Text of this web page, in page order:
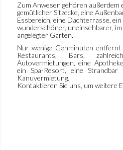
Zum Anwesen gehören außerdem
gemütlicher Sitzecke, eine
Essbereich, eine Dachterrasse,
wunderschöner, uneinsehbarer,
angelegter Garten.
Nur wenige Gehminuten entfernt
Restaurants, Bars,
Autovermietungen, eine
ein Spa-Resort, eine
Kanuvermietung.
Kontaktieren Sie uns, um weitere